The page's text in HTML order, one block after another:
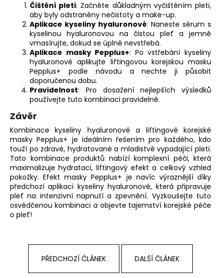
Čištění pleti: Začněte důkladným vyčištěním pleti,
aby byly odstraněny nečistoty a make-up.
Aplikace kyseliny hyaluronové: Naneste sérum s
kyselinou hyaluronovou na čistou pleť a jemně
vmasírujte, dokud se úplně nevstřebá.
Aplikace masky Pepplus+: Po vstřebání kyseliny
hyaluronové aplikujte liftingovou korejskou masku
Pepplus+ podle návodu a nechte ji působit
doporučenou dobu.
Pravidelnost: Pro dosažení nejlepších výsledků
používejte tuto kombinaci pravidelně.
Závěr
Kombinace kyseliny hyaluronové a liftingové korejské
masky Pepplus+ je ideálním řešením pro každého, kdo
touží po zdravé, hydratované a mladistvě vypadající pleti.
Tato kombinace produktů nabízí komplexní péči, která
maximalizuje hydrataci, liftingový efekt a celkový vzhled
pokožky. Efekt masky Pepplus+ je navíc výraznější díky
předchozí aplikaci kyseliny hyaluronové, která připravuje
pleť na intenzivní napnutí a zpevnění. Vyzkoušejte tuto
osvědčenou kombinaci a objevte tajemství korejské péče
o pleť!
PŘEDCHOZÍ ČLÁNEK DALŠÍ ČLÁNEK